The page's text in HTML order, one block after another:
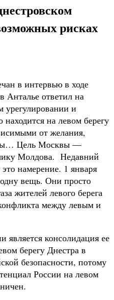
рисках
в интервью в ходе
Анталье ответил на
урегулировании и
на левом берегу
от желания,
Цель Москвы —
Молдова. Недавний
намерение. 1 января
вещь. Они просто
жителей левого берега
между левым и
консолидация ее
берегу Днестра в
безопасности, потому
России на левом